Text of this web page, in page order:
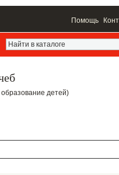
Помощь
детей)